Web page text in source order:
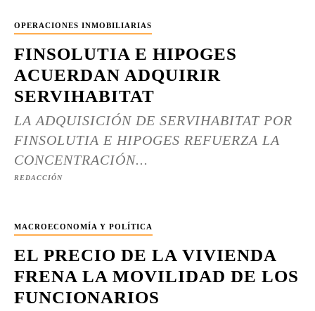
OPERACIONES INMOBILIARIAS
FINSOLUTIA E HIPOGES
ACUERDAN ADQUIRIR
SERVIHABITAT
LA ADQUISICIÓN DE SERVIHABITAT POR
FINSOLUTIA E HIPOGES REFUERZA LA
CONCENTRACIÓN...
REDACCIÓN
MACROECONOMÍA Y POLÍTICA
EL PRECIO DE LA VIVIENDA
FRENA LA MOVILIDAD DE LOS
FUNCIONARIOS